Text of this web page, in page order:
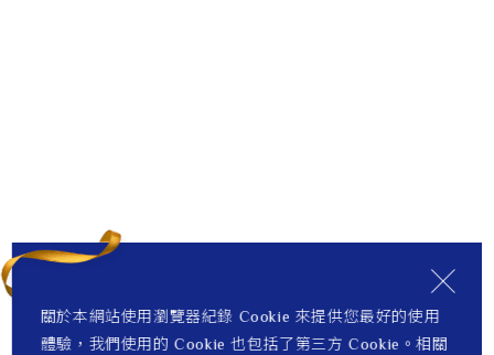
關於本網站使用瀏覽器紀錄 Cookie 來提供您最好的使用
體驗，我們使用的 Cookie 也包括了第三方 Cookie。相關